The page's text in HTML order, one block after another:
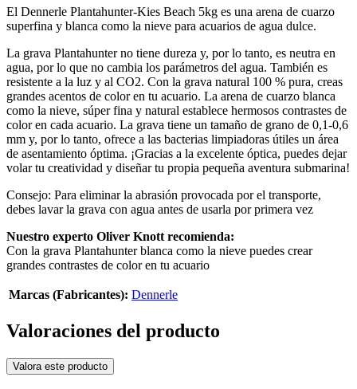
El Dennerle Plantahunter-Kies Beach 5kg es una arena de cuarzo
superfina y blanca como la nieve para acuarios de agua dulce.
La grava Plantahunter no tiene dureza y, por lo tanto, es neutra en
agua, por lo que no cambia los parámetros del agua. También es
resistente a la luz y al CO2. Con la grava natural 100 % pura, creas
grandes acentos de color en tu acuario. La arena de cuarzo blanca
como la nieve, súper fina y natural establece hermosos contrastes de
color en cada acuario. La grava tiene un tamaño de grano de 0,1-0,6
mm y, por lo tanto, ofrece a las bacterias limpiadoras útiles un área
de asentamiento óptima. ¡Gracias a la excelente óptica, puedes dejar
volar tu creatividad y diseñar tu propia pequeña aventura submarina!
Consejo: Para eliminar la abrasión provocada por el transporte,
debes lavar la grava con agua antes de usarla por primera vez
Nuestro experto Oliver Knott recomienda:
Con la grava Plantahunter blanca como la nieve puedes crear
grandes contrastes de color en tu acuario
Marcas (Fabricantes): Dennerle
Valoraciones del producto
Valora este producto